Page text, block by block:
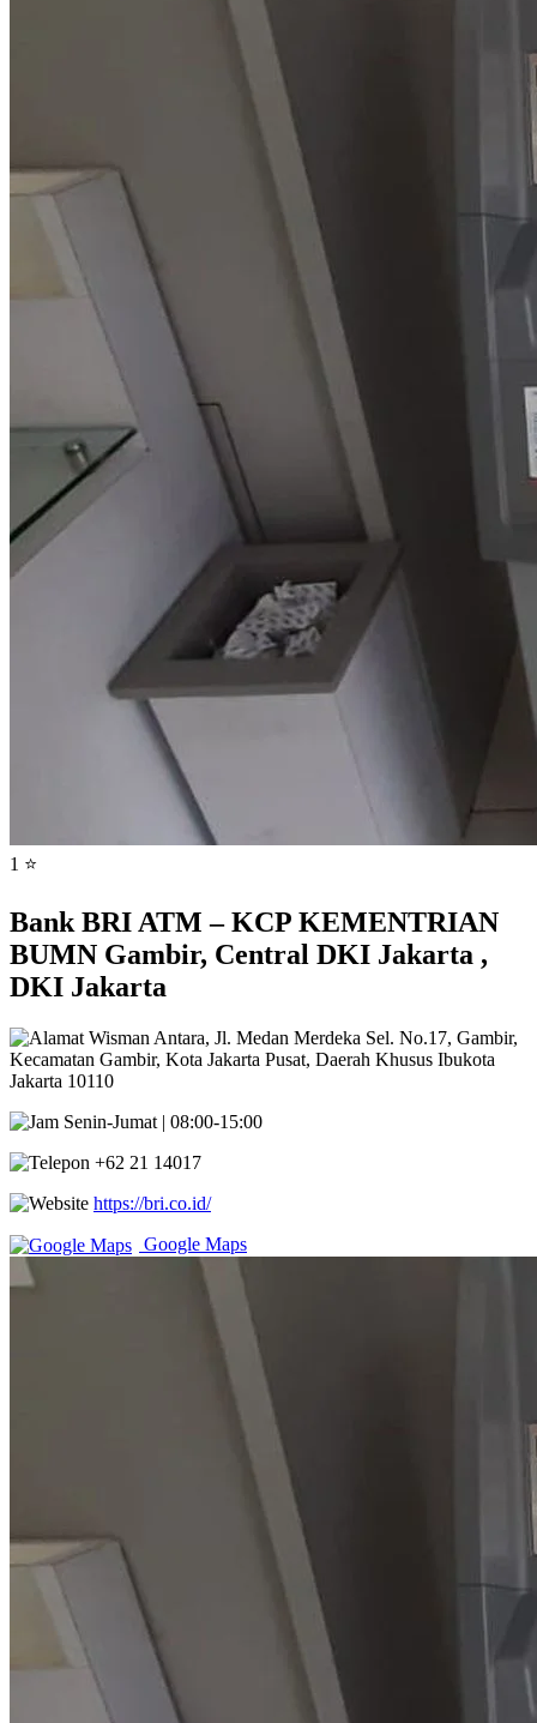
1 ⭐
Bank BRI ATM – KCP KEMENTRIAN
BUMN Gambir, Central DKI Jakarta ,
DKI Jakarta
Wisman Antara, Jl. Medan Merdeka Sel. No.17, Gambir,
Kecamatan Gambir, Kota Jakarta Pusat, Daerah Khusus Ibukota
Jakarta 10110
Senin-Jumat | 08:00-15:00
+62 21 14017
https://bri.co.id/
Google Maps